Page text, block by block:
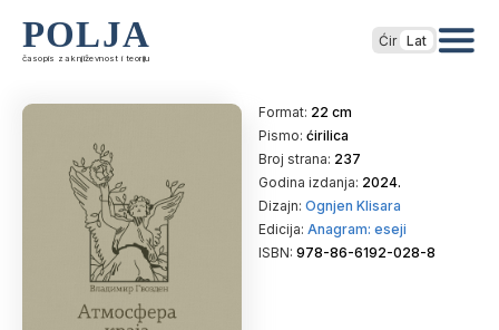
POLJA
časopis za književnost i teoriju
Ćir Lat
Format: 22 cm
Pismo: ćirilica
Broj strana: 237
Godina izdanja: 2024.
Dizajn: Ognjen Klisara
Edicija: Anagram: eseji
ISBN: 978-86-6192-028-8